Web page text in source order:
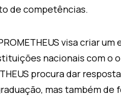
de competências.
visa criar
nacionais com o
procura dar
mas também